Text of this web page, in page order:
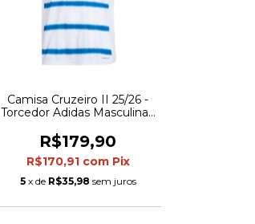
Camisa Cruzeiro II 25/26 -
Torcedor Adidas Masculina -
R$179,90
R$170,91 com Pix
5 x de R$35,98 sem juros